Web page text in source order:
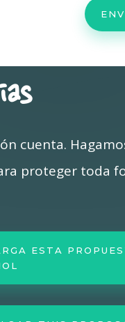
cuenta.
proteger toda
ESTA